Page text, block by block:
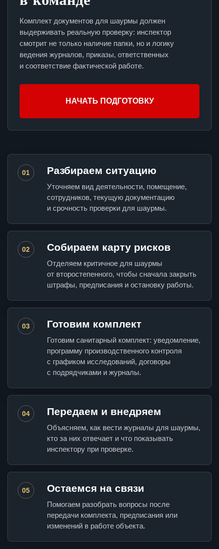
Комплект документов для шаурмы должен
выдерживать реальную проверку: инспектор
смотрит не только наличие папки, но и логику
ведения журналов, приказы, ответственных
и соответствие фактической работе.
НАЧАТЬ ПОДГОТОВКУ
01 Разбираем ситуацию
Уточняем вид деятельности, помещение,
сотрудников, текущую документацию
и срочность проверки для шаурмы.
02 Собираем карту рисков
Отделяем критичное для шаурмы
от второстепенного, чтобы сначала закрыть
штрафы, предписания и остановку работы.
03 Готовим комплект
Готовим санитарный комплект: уведомление,
программу производственного контроля
с графиком исследований, договоры
с подрядчиками и журналы.
04 Передаем и внедряем
Объясняем, как вести журналы для шаурмы,
кто за них отвечает и что показывать
инспектору при проверке.
05 Остаемся на связи
Помогаем разобрать вопросы после
передачи комплекта, предписания или
изменений в работе объекта.